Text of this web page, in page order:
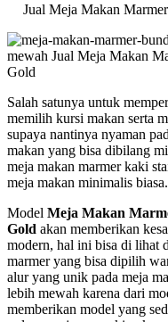
Jual Meja Makan
Salah satunya untuk
memilih kursi makan serta
supaya nantinya nyaman
makan yang bisa dibilang
meja makan marmer kaki
meja makan minimalis biasa.
Model Meja Makan
Gold akan memberikan
modern, hal ini bisa di lihat
marmer yang bisa dipilih
alur yang unik pada meja
lebih mewah karena dari
memberikan model yang